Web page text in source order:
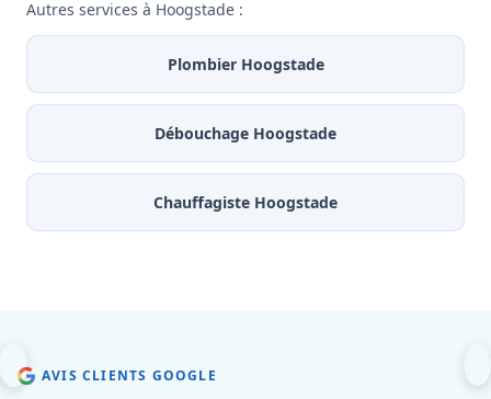
Autres services à Hoogstade :
Plombier Hoogstade
Débouchage Hoogstade
Chauffagiste Hoogstade
AVIS CLIENTS GOOGLE